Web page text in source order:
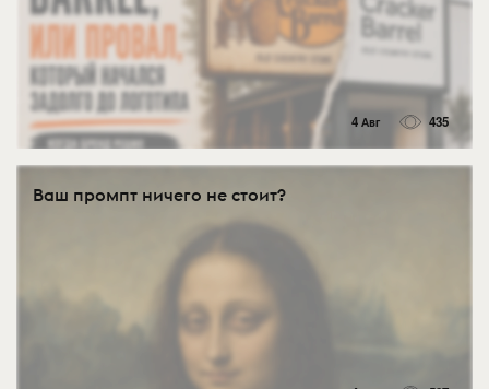
4 Авг 435
Ваш промпт ничего не стоит?